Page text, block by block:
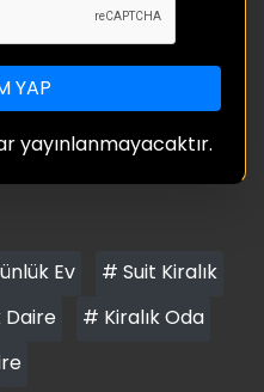
YAP
yayınlanmayacaktır.
Ev
# Suit Kiralık
# Kiralık Oda